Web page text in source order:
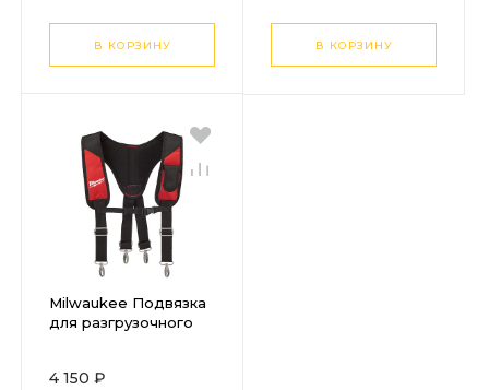
В КОРЗИНУ В КОРЗИНУ
Milwaukee Подвязка
для разгрузочного
4 150 ₽